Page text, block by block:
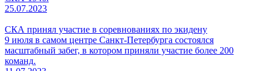
25.07.2023
СКА принял участие в соревнованиях по экидену
9 июля в самом центре Санкт-Петербурга состоялся
масштабный забег, в котором приняли участие более 200
команд.